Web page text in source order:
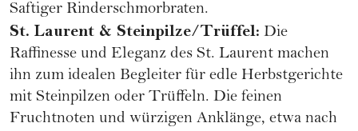
Saftiger Rinderschmorbraten.
St. Laurent & Steinpilze/Trüffel: Die
Raffinesse und Eleganz des St. Laurent machen
ihn zum idealen Begleiter für edle Herbstgerichte
mit Steinpilzen oder Trüffeln. Die feinen
Fruchtnoten und würzigen Anklänge, etwa nach